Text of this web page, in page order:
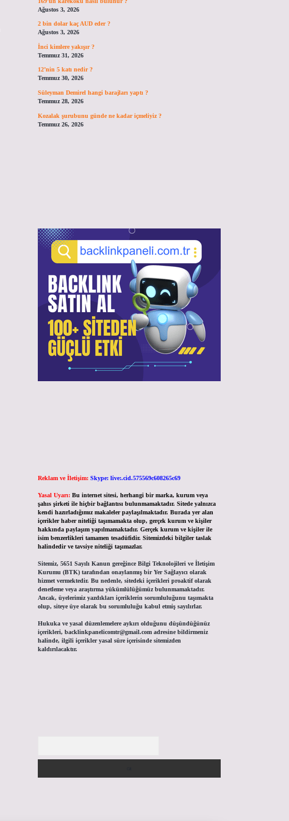
Ağustos 3, 2026
2 bin dolar kaç AUD eder ?
Ağustos 3, 2026
İnci kimlere yakışır ?
Temmuz 31, 2026
12’nin 5 katı nedir ?
Temmuz 30, 2026
Süleyman Demirel hangi barajları yaptı ?
Temmuz 28, 2026
Kozalak şurubunu günde ne kadar içmeliyiz ?
Temmuz 26, 2026
Reklam ve İletişim: Skype: live:.cid.575569c608265c69
Yasal Uyarı: Bu internet sitesi, herhangi bir marka, kurum veya
şahıs şirketi ile hiçbir bağlantısı bulunmamaktadır. Sitede yalnızca
kendi hazırladığımız makaleler paylaşılmaktadır. Burada yer alan
içerikler haber niteliği taşımamakta olup, gerçek kurum ve kişiler
hakkında paylaşım yapılmamaktadır. Gerçek kurum ve kişiler ile
isim benzerlikleri tamamen tesadüfidir. Sitemizdeki bilgiler taslak
halindedir ve tavsiye niteliği taşımazlar.
Sitemiz, 5651 Sayılı Kanun gereğince Bilgi Teknolojileri ve İletişim
Kurumu (BTK) tarafından onaylanmış bir Yer Sağlayıcı olarak
hizmet vermektedir. Bu nedenle, sitedeki içerikleri proaktif olarak
denetleme veya araştırma yükümlülüğümüz bulunmamaktadır.
Ancak, üyelerimiz yazdıkları içeriklerin sorumluluğunu taşımakta
olup, siteye üye olarak bu sorumluluğu kabul etmiş sayılırlar.
Hukuka ve yasal düzenlemelere aykırı olduğunu düşündüğünüz
içerikleri, backlinkpanelicomtr@gmail.comadresine bildirmeniz
halinde, ilgili içerikler yasal süre içerisinde sitemizden
kaldırılacaktır.